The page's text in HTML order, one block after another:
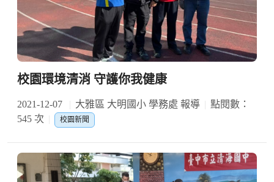
校園環境清消 守護你我健康
2021-12-07 大雅區 大明國小 學務處 報導
點閱數：
545 次
校園新聞